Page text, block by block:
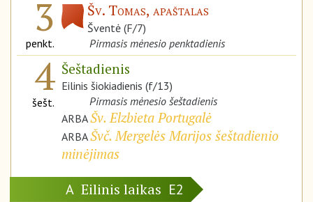
3
penkt.
Šv. Tomas, apaštalas
Šventė (F/7)
Pirmasis mėnesio penktadienis
4
šešt.
Šeštadienis
Eilinis šiokiadienis (f/13)
Pirmasis mėnesio šeštadienis
ARBAŠv. Elzbieta Portugalė
ARBAŠvč. Mergelės Marijos šeštadienio
minėjimas
A Eilinis laikas E2